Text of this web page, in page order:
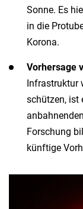
Sonne. Es
in die
Korona.
Vorhersage
Infrastruktur
schützen, ist
Forschung
künftige